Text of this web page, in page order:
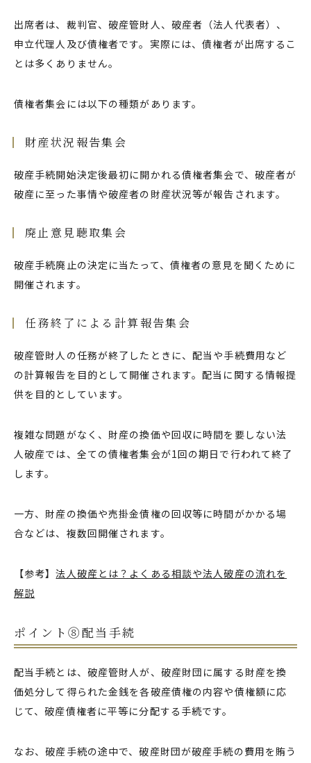
出席者は、裁判官、破産管財人、破産者（法人代表者）、
申立代理人及び債権者です。実際には、債権者が出席するこ
とは多くありません。
債権者集会には以下の種類があります。
財産状況報告集会
破産手続開始決定後最初に開かれる債権者集会で、破産者が
破産に至った事情や破産者の財産状況等が報告されます。
廃止意見聴取集会
破産手続廃止の決定に当たって、債権者の意見を聞くために
開催されます。
任務終了による計算報告集会
破産管財人の任務が終了したときに、配当や手続費用など
の計算報告を目的として開催されます。配当に関する情報提
供を目的としています。
複雑な問題がなく、財産の換価や回収に時間を要しない法
人破産では、全ての債権者集会が1回の期日で行われて終了
します。
一方、財産の換価や売掛金債権の回収等に時間がかかる場
合などは、複数回開催されます。
【参考】法人破産とは？よくある相談や法人破産の流れを
解説
ポイント⑧配当手続
配当手続とは、破産管財人が、破産財団に属する財産を換
価処分して得られた金銭を各破産債権の内容や債権額に応
じて、破産債権者に平等に分配する手続です。
なお、破産手続の途中で、破産財団が破産手続の費用を賄う